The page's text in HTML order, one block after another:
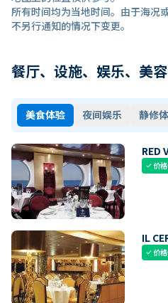
所有时间均为当地时间。由于海况
不另行通知的情况下变更。
餐厅、设施、娱乐、美容
美食体验 夜间娱乐 静修
RED
check价
IL
check价